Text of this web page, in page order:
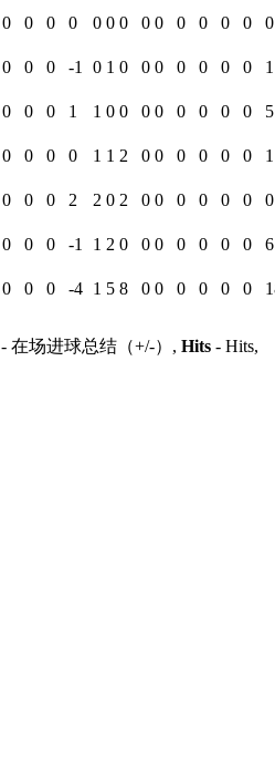
0 0 0 0 0 0 0 0 0 0 0 0 0
0
0 0 0 -1 0 1 0 0 0 0 0 0 0
1
0 0 0 1 1 0 0 0 0 0 0 0 0 5
0 0 0 0 1 1 2 0 0 0 0 0 0
1
0 0 0 2 2 0 2 0 0 0 0 0 0 0
0 0 0 -1 1 2 0 0 0 0 0 0 0 6
0 0 0 -4 1 5 8 0 0 0 0 0 0
- 在场进球总结（+/-）, Hits - Hits,